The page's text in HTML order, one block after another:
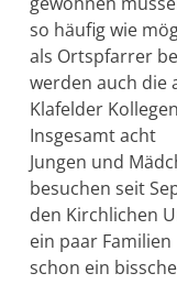
so häufig wie
als Ortspfarrer
werden auch die
Klafelder
Insgesamt acht
Jungen und
besuchen seit
den Kirchlichen
ein paar Familien
schon ein